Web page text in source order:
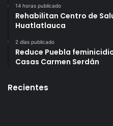
14 horas publicado
Rehabilitan Centro de
Huatlatlauca
2 días publicado
Reduce Puebla
Casas Carmen Serdán
Recientes